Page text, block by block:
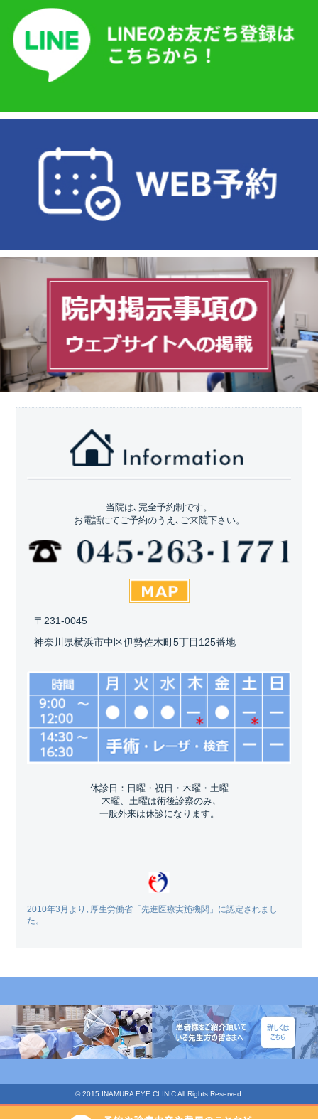
当院は､完全予約制です。
お電話にてご予約のうえ､ご来院下さい。
〒231-0045
神奈川県横浜市中区伊勢佐木町5丁目125番地
休診日：日曜・祝日・木曜・土曜
木曜、土曜は術後診察のみ､
一般外来は休診になります。
2010年3月より､厚生労働省「先進医療実施機関」に認定されまし
た。
© 2015 INAMURA EYE CLINIC All Rights Reserved.